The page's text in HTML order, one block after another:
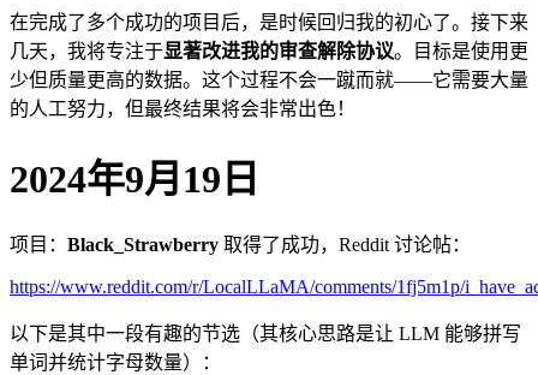
在完成了多个成功的项目后，是时候回归我的初心了。接下来
几天，我将专注于显著改进我的审查解除协议。目标是使用更
少但质量更高的数据。这个过程不会一蹴而就——它需要大量
的人工努力，但最终结果将会非常出色！
2024年9月19日
项目： Black_Strawberry 取得了成功，Reddit 讨论帖：
https://www.reddit.com/r/LocalLLaMA/comments/1fj5m1p/
以下是其中一段有趣的节选（其核心思路是让 LLM 能够拼写
单词并统计字母数量）：